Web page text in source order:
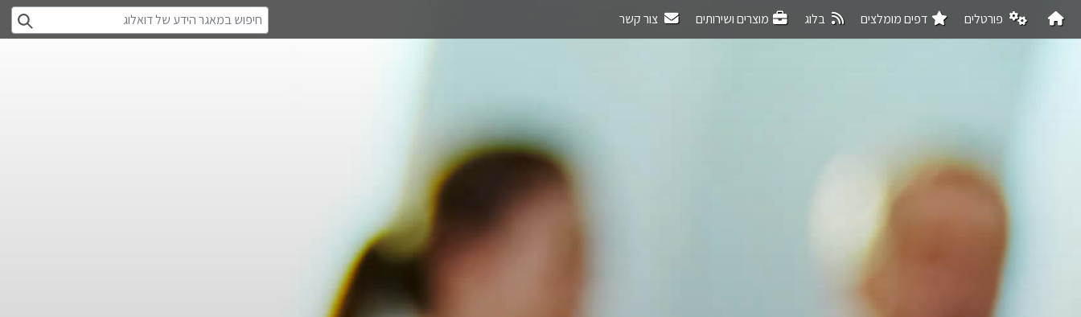
פורטלים דפים מומלצים בלוג מוצרים ושירותים צור קשר